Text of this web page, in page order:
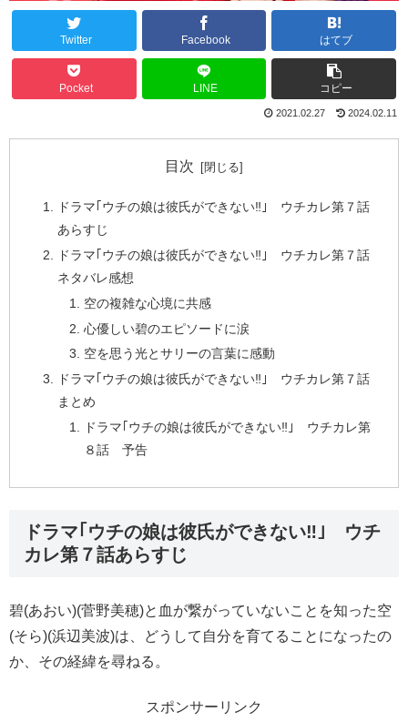
Twitter Facebook はてブ
Pocket LINE コピー
2024.02.11
2021.02.27
目次
ドラマ｢ウチの娘は彼氏ができない‼｣ ウチカレ第７話
あらすじ
ドラマ｢ウチの娘は彼氏ができない‼｣ ウチカレ第７話
ネタバレ感想
空の複雑な心境に共感
心優しい碧のエピソードに涙
空を思う光とサリーの言葉に感動
ドラマ｢ウチの娘は彼氏ができない‼｣ ウチカレ第７話
まとめ
ドラマ｢ウチの娘は彼氏ができない‼｣ ウチカレ第
８話 予告
ドラマ｢ウチの娘は彼氏ができない‼｣ ウチ
カレ第７話あらすじ
碧(あおい)(菅野美穂)と血が繋がっていないことを知った空
(そら)(浜辺美波)は、どうして自分を育てることになったの
か、その経緯を尋ねる。
スポンサーリンク